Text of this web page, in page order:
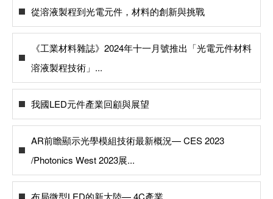
從溶液製程到光電元件，材料的創新與挑戰
《工業材料雜誌》2024年十一月號推出「光電元件材料
溶液製程技術」...
我國LED元件產業回顧與展望
AR前瞻顯示光學模組技術最新概況— CES 2023
/Photonics West 2023展...